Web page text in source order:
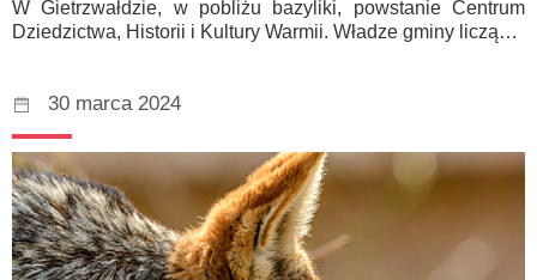
W Gietrzwałdzie, w pobliżu bazyliki, powstanie Centrum
Dziedzictwa, Historii i Kultury Warmii. Władze gminy liczą…
30 marca 2024